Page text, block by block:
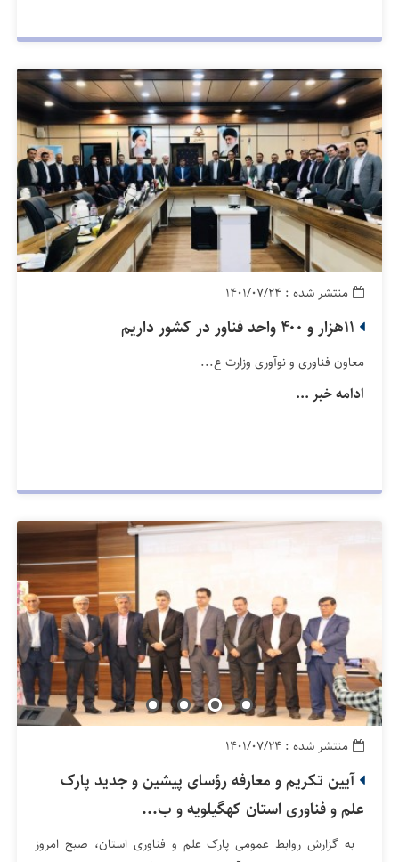
منتشر شده : ۱۴۰۱/۰۷/۲۴
۱۱هزار و ۴۰۰ واحد فناور در کشور داریم
معاون فناوری و نوآوری وزارت ع...
ادامه خبر ...
منتشر شده : ۱۴۰۱/۰۷/۲۴
آیین تکریم و معارفه رؤسای پیشین و جدید پارک
علم و فناوری استان کهگیلویه و ب...
به گزارش روابط عمومی پارک علم و فناوری استان، صبح امروز